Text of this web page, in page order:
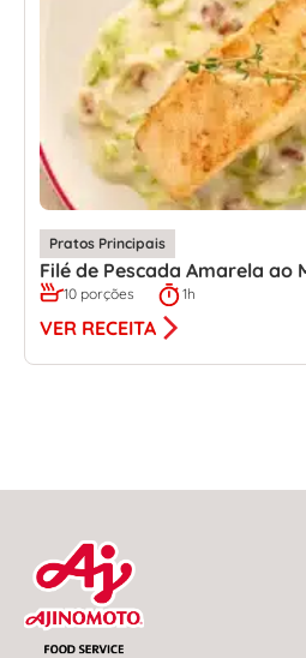
Pratos Principais
Filé de Pescada Amarela ao
10 porções 1h
VER RECEITA